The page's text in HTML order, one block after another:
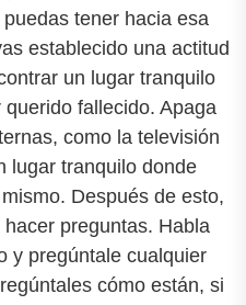
tener hacia esa
establecido una actitud
un lugar tranquilo
fallecido. Apaga
como la televisión
lugar tranquilo donde
Después de esto,
preguntas. Habla
y pregúntale cualquier
cómo están, si